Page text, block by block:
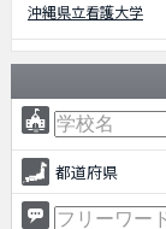
沖縄県立看護大学
都道府県